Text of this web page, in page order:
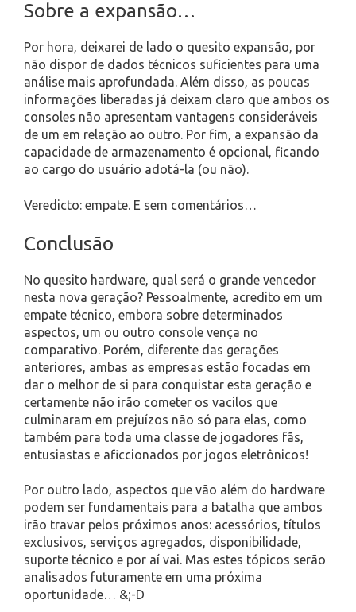
Sobre a expansão…
Por hora, deixarei de lado o quesito expansão, por
não dispor de dados técnicos suficientes para uma
análise mais aprofundada. Além disso, as poucas
informações liberadas já deixam claro que ambos os
consoles não apresentam vantagens consideráveis
de um em relação ao outro. Por fim, a expansão da
capacidade de armazenamento é opcional, ficando
ao cargo do usuário adotá-la (ou não).
Veredicto: empate. E sem comentários…
Conclusão
No quesito hardware, qual será o grande vencedor
nesta nova geração? Pessoalmente, acredito em um
empate técnico, embora sobre determinados
aspectos, um ou outro console vença no
comparativo. Porém, diferente das gerações
anteriores, ambas as empresas estão focadas em
dar o melhor de si para conquistar esta geração e
certamente não irão cometer os vacilos que
culminaram em prejuízos não só para elas, como
também para toda uma classe de jogadores fãs,
entusiastas e aficcionados por jogos eletrônicos!
Por outro lado, aspectos que vão além do hardware
podem ser fundamentais para a batalha que ambos
irão travar pelos próximos anos: acessórios, títulos
exclusivos, serviços agregados, disponibilidade,
suporte técnico e por aí vai. Mas estes tópicos serão
analisados futuramente em uma próxima
oportunidade… &;-D